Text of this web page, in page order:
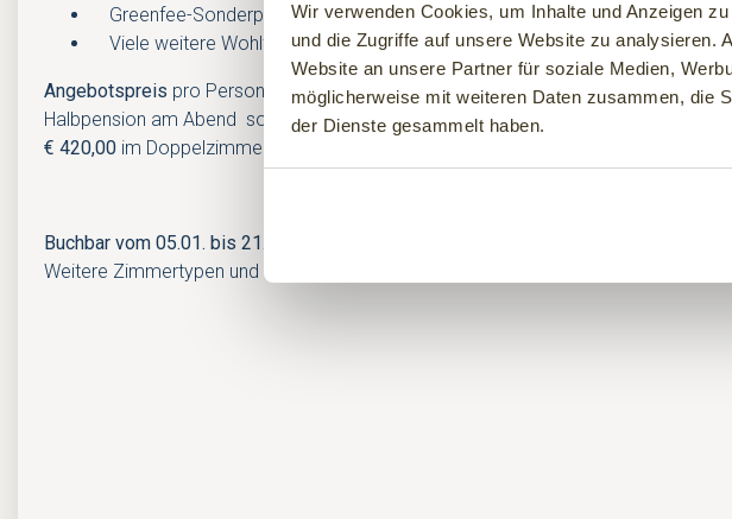
Wir verwenden Cookies, um Inhalte und Anzeigen
und die Zugriffe auf unsere Website zu analysieren.
Website an unsere Partner für soziale Medien,
möglicherweise mit weiteren Daten zusammen, die
der Dienste gesammelt haben.
Greenfee-Sonderpreise
Viele weitere Wohlfühlleistungen
Angebotspreis pro Person inkl. großem Vital-Frühstücksbuffet, 1 x Verwöhn-
Halbpension am Abend sowie o.g. Leistungenab:
€ 420,00 im Doppelzimmer Komfort
Buchbar vom 05.01. bis 21.12.2025
Weitere Zimmertypen und Suiten sowie Einzelbelegung auf Anfrage.